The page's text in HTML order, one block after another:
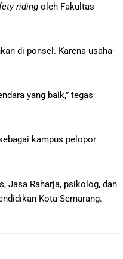
riding oleh Fakultas
di ponsel. Karena usaha-
yang baik,” tegas
kampus pelopor
Jasa Raharja, psikolog, dan
Kota Semarang.